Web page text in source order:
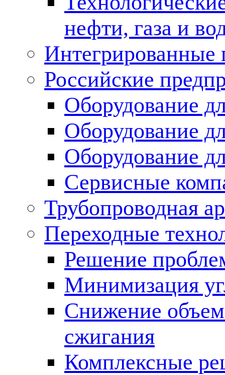
нефти, газа и
Российские
Оборудование
Оборудование
Оборудование
Сервисные
Трубопроводная
Переходные
Решение
Минимизация
Снижение
сжигания
Комплексные